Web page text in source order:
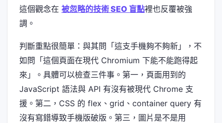
這個觀念在 被忽略的技術 SEO 盲點裡也反覆被強
調。
判斷重點很簡單：與其問「這支手機夠不夠新」，不
如問「這個頁面在現代 Chromium 下能不能跑得起
來」。具體可以檢查三件事。第一，頁面用到的
JavaScript 語法與 API 有沒有被現代 Chrome 支
援。第二，CSS 的 flex、grid、container query 有
沒有寫錯導致手機版破版。第三，圖片是不是用